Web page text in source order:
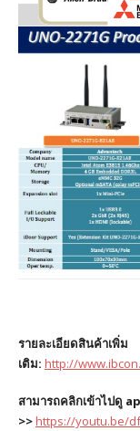
รายละเอียดสินค้าเพิ่ม
เติม: http://
สามารถคลิกเข้าไปดู
>>https://youtu.be/